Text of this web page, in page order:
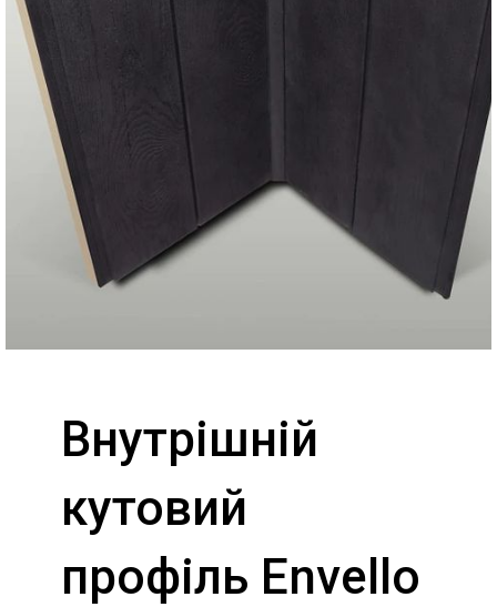
Внутрішній
кутовий
профіль Envello